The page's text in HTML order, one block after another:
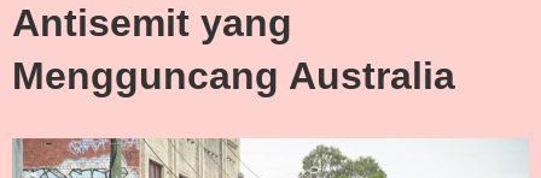
Antisemit yang
Mengguncang Australia